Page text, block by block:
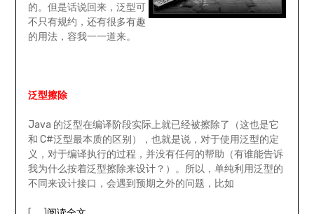
的。但是话说回来，泛型可
不只有规约，还有很多有趣
的用法，容我一一道来。
泛型擦除
Java 的泛型在编译阶段实际上就已经被擦除了（这也是它
和 C#泛型最本质的区别），也就是说，对于使用泛型的定
义，对于编译执行的过程，并没有任何的帮助（有谁能告诉
我为什么按着泛型擦除来设计？）。所以，单纯利用泛型的
不同来设计接口，会遇到预期之外的问题，比如